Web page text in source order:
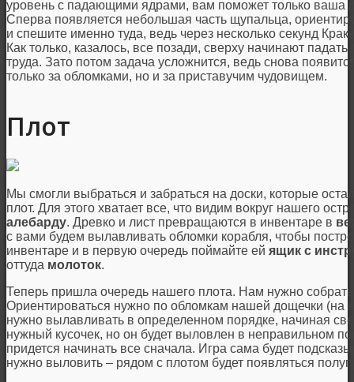
уровень с падающими ядрами, вам поможет только ваша
Сперва появляется небольшая часть щупальца,
и спешите именно туда, ведь через несколько секунд
Как только, казалось, все позади, сверху начинают
труда. Зато потом задача усложнится, ведь снова
только за обломками, но и за приставучим чудовищем.
Плот
Мы смогли выбраться и забраться на доски, которые
плот. Для этого хватает все, что видим вокруг нашего
алебарду. Древко и лист превращаются в инвентаре в
с вами будем вылавливать обломки корабля, чтобы
инвентаре и в первую очередь поймайте ей ящик с
оттуда молоток.
Теперь пришла очередь нашего плота. Нам нужно собрать
Ориентироваться нужно по обломкам нашей дощечки (на
нужно вылавливать в определенном порядке, начиная
нужный кусочек, но он будет выловлен в неправильном
придется начинать все сначала. Игра сама будет
нужно выловить – рядом с плотом будет появляться